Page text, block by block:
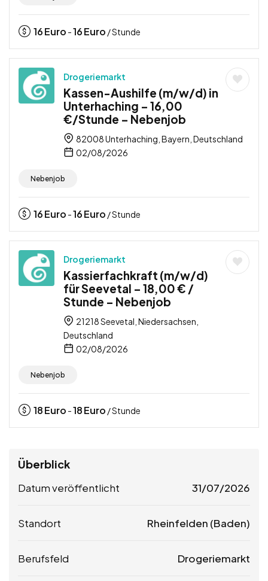
16Euro -16Euro / Stunde
Drogeriemarkt
Kassen-Aushilfe (m/w/d) in
Unterhaching – 16,00
€/Stunde – Nebenjob
82008 Unterhaching, Bayern, Deutschland
02/08/2026
Nebenjob
16Euro -16Euro / Stunde
Drogeriemarkt
Kassierfachkraft (m/w/d)
für Seevetal – 18,00 € /
Stunde – Nebenjob
21218 Seevetal, Niedersachsen,
Deutschland
02/08/2026
Nebenjob
18Euro -18Euro / Stunde
Überblick
Datum veröffentlicht 31/07/2026
Standort Rheinfelden (Baden)
Berufsfeld Drogeriemarkt